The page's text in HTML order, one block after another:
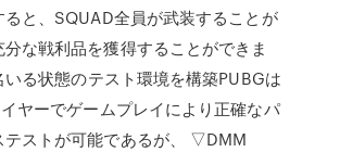
ると、SQUAD全員が武装することが
な戦利品を獲得することができま
る状態のテスト環境を構築PUBGは
ヤーでゲームプレイにより正確なパ
テストが可能であるが、 ▽DMM